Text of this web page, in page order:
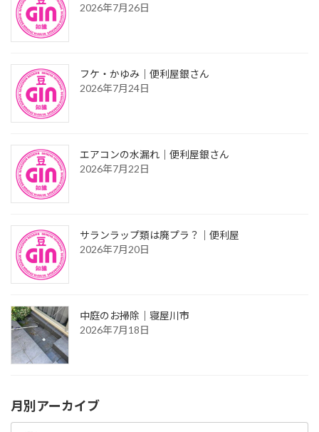
2026年7月26日
フケ・かゆみ｜便利屋銀さん
2026年7月24日
エアコンの水漏れ｜便利屋銀さん
2026年7月22日
サランラップ類は廃プラ？｜便利屋
2026年7月20日
中庭のお掃除｜寝屋川市
2026年7月18日
月別アーカイブ